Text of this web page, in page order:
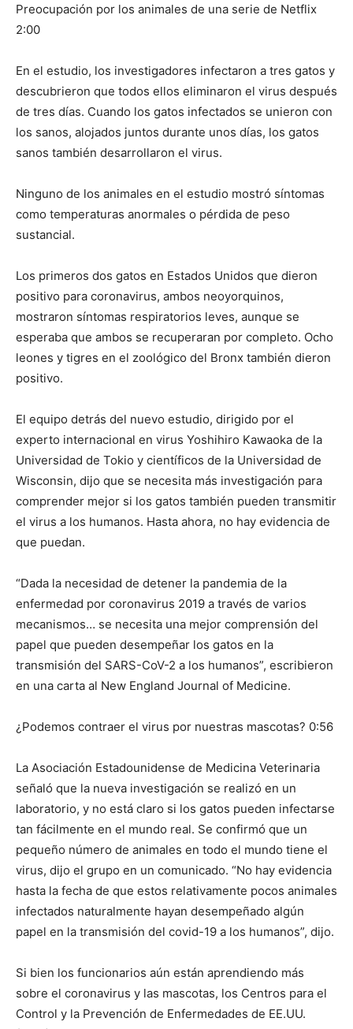
Preocupación por los animales de una serie de Netflix
2:00
En el estudio, los investigadores infectaron a tres gatos y
descubrieron que todos ellos eliminaron el virus después
de tres días. Cuando los gatos infectados se unieron con
los sanos, alojados juntos durante unos días, los gatos
sanos también desarrollaron el virus.
Ninguno de los animales en el estudio mostró síntomas
como temperaturas anormales o pérdida de peso
sustancial.
Los primeros dos gatos en Estados Unidos que dieron
positivo para coronavirus, ambos neoyorquinos,
mostraron síntomas respiratorios leves, aunque se
esperaba que ambos se recuperaran por completo. Ocho
leones y tigres en el zoológico del Bronx también dieron
positivo.
El equipo detrás del nuevo estudio, dirigido por el
experto internacional en virus Yoshihiro Kawaoka de la
Universidad de Tokio y científicos de la Universidad de
Wisconsin, dijo que se necesita más investigación para
comprender mejor si los gatos también pueden transmitir
el virus a los humanos. Hasta ahora, no hay evidencia de
que puedan.
“Dada la necesidad de detener la pandemia de la
enfermedad por coronavirus 2019 a través de varios
mecanismos… se necesita una mejor comprensión del
papel que pueden desempeñar los gatos en la
transmisión del SARS-CoV-2 a los humanos”, escribieron
en una carta al New England Journal of Medicine.
¿Podemos contraer el virus por nuestras mascotas? 0:56
La Asociación Estadounidense de Medicina Veterinaria
señaló que la nueva investigación se realizó en un
laboratorio, y no está claro si los gatos pueden infectarse
tan fácilmente en el mundo real. Se confirmó que un
pequeño número de animales en todo el mundo tiene el
virus, dijo el grupo en un comunicado. “No hay evidencia
hasta la fecha de que estos relativamente pocos animales
infectados naturalmente hayan desempeñado algún
papel en la transmisión del covid-19 a los humanos”, dijo.
Si bien los funcionarios aún están aprendiendo más
sobre el coronavirus y las mascotas, los Centros para el
Control y la Prevención de Enfermedades de EE.UU.